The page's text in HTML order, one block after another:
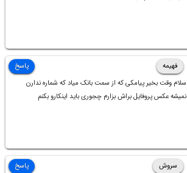
فهیمه
سلام وقت بخیر پیامکی که از سمت بانک میاد که شماره ندارن
نمیشه عکس پروفایل براش بزارم چجوری باید اینکارو بکنم
پاسخ
سروش
پاسخ